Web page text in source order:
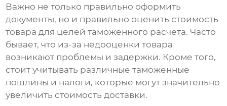
Важно не только правильно оформить
документы, но и правильно оценить стоимость
товара для целей таможенного расчета. Часто
бывает, что из-за недооценки товара
возникают проблемы и задержки. Кроме того,
стоит учитывать различные таможенные
пошлины и налоги, которые могут значительно
увеличить стоимость доставки.